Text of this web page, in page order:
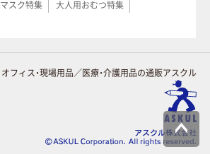
マスク特集
大人用おむつ特集
オフィス・現場用品／医療・介護用品の通販アスクル